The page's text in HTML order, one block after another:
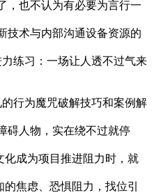
，也不认为有必要为言行一
技术与内部沟通设备资源的
练习：一场让人透不过气来
行为魔咒破解技巧和案例解
碍人物，实在绕不过就停
化成为项目推进阻力时，就
焦虑、恐惧阻力，找位引